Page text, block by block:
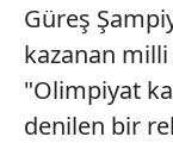
Güreş
kazanan milli
"Olimpiyat
denilen bir